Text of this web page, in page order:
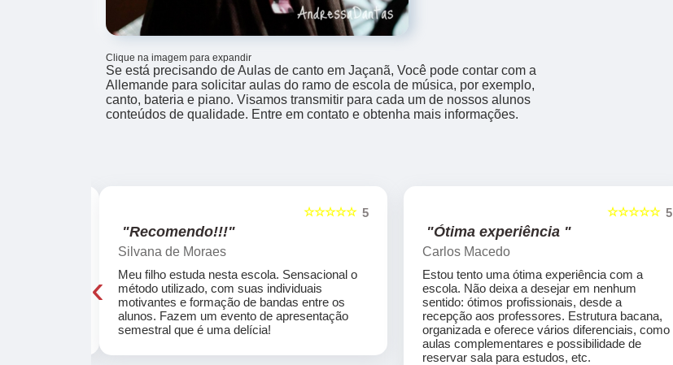
Clique na imagem para expandir
Se está precisando de Aulas de canto em Jaçanã, Você pode contar com a
Allemande para solicitar aulas do ramo de escola de música, por exemplo,
canto, bateria e piano. Visamos transmitir para cada um de nossos alunos
conteúdos de qualidade. Entre em contato e obtenha mais informações.
5
☆☆☆☆☆
"Recomendo!!!"
Silvana de Moraes
Meu filho estuda nesta escola. Sensacional o
método utilizado, com suas individuais
motivantes e formação de bandas entre os
alunos. Fazem um evento de apresentação
semestral que é uma delícia!
5
☆☆☆☆☆
"Ótima experiência "
Carlos Macedo
Estou tento uma ótima experiência com a
escola. Não deixa a desejar em nenhum
sentido: ótimos profissionais, desde a
recepção aos professores. Estrutura bacana,
organizada e oferece vários diferenciais, como
aulas complementares e possibilidade de
reservar sala para estudos, etc.
‹